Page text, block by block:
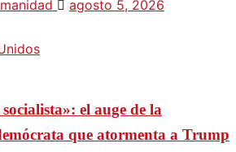
agosto 5, 2026
el auge de la
que atormenta a Trump